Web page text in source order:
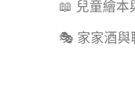
📖 兒童繪本
🎭 家家酒與